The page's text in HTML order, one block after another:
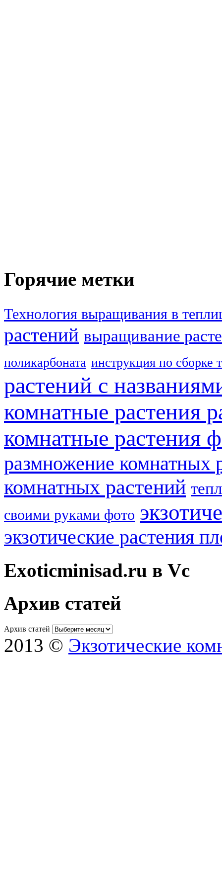
Горячие метки
Технология выращивания в
растений выращивание
поликарбоната инструкция по сборке
растений с
комнатные растения
комнатные растения
размножение комнатных
комнатных растений
своими руками фото
экзотические растения
Exoticminisad.ru в Vc
Архив статей
Архив статей
2013 © Экзотические